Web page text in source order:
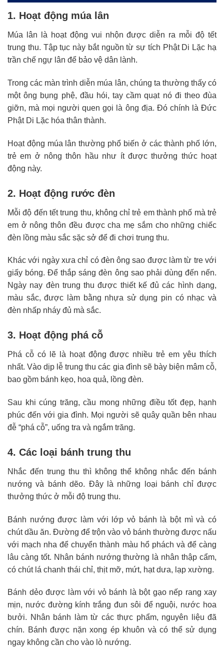
1. Hoạt động múa lân
Múa lân là hoạt động vui nhộn được diễn ra mỗi độ tết
trung thu. Tập tục này bắt nguồn từ sự tích Phật Di Lặc hạ
trần chế ngự lân để bảo vệ dân lành.
Trong các màn trình diễn múa lân, chúng ta thường thấy có
một ông bụng phệ, đầu hói, tay cầm quạt nó đi theo đùa
giỡn, mà mọi người quen gọi là ông địa. Đó chính là Đức
Phật Di Lặc hóa thân thành.
Hoạt động múa lân thường phổ biến ở các thành phố lớn,
trẻ em ở nông thôn hầu như ít được thưởng thức hoạt
động này.
2. Hoạt động rước đèn
Mỗi độ đến tết trung thu, không chỉ trẻ em thành phố mà trẻ
em ở nông thôn đều được cha mẹ sắm cho những chiếc
đèn lồng màu sắc sặc sở để đi chơi trung thu.
Khác với ngày xưa chỉ có đèn ông sao được làm từ tre với
giấy bóng. Để thắp sáng đèn ông sao phải dùng đến nến.
Ngày nay đèn trung thu được thiết kế đủ các hình dạng,
màu sắc, được làm bằng nhựa sử dụng pin có nhạc và
đèn nhấp nháy đủ mà sắc.
3. Hoạt động phá cỗ
Phá cỗ có lẽ là hoạt động được nhiều trẻ em yêu thích
nhất. Vào dịp lễ trung thu các gia đình sẽ bày biện mâm cỗ,
bao gồm bánh kẹo, hoa quả, lồng đèn.
Sau khi cúng trăng, cầu mong những điều tốt đẹp, hạnh
phúc đến với gia đình. Mọi người sẽ quây quần bên nhau
đễ “phá cỗ”, uống tra và ngắm trăng.
4. Các loại bánh trung thu
Nhắc đến trung thu thì không thể không nhắc đến bánh
nướng và bánh dẽo. Đây là những loại bánh chỉ được
thưởng thức ở mỗi độ trung thu.
Bánh nướng được làm với lớp vỏ bánh là bột mì và có
chút dầu ăn. Đường để trộn vào vỏ bánh thường được nấu
với mạch nha để chuyển thành màu hổ phách và để càng
lâu càng tốt. Nhân bánh nướng thường là nhân thập cẩm,
có chút lá chanh thái chỉ, thịt mỡ, mứt, hạt dưa, lạp xường.
Bánh dẻo được làm với vỏ bánh là bột gạo nếp rang xay
mịn, nước đường kính trắng đun sôi để nguội, nước hoa
bưởi. Nhân bánh làm từ các thực phẩm, nguyên liệu đã
chín. Bánh được nặn xong ép khuôn và có thể sử dụng
ngay không cần cho vào lò nướng.